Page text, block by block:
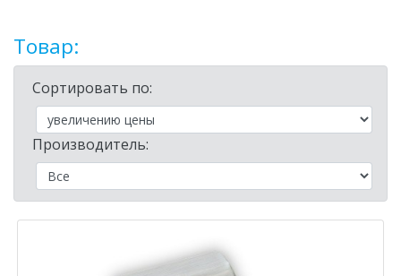
Товар:
Сортировать по:
Производитель: